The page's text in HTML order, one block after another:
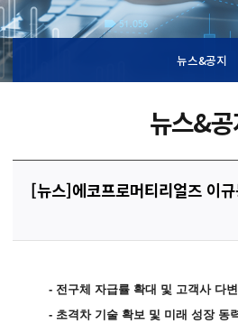
뉴스&공지
뉴스&
[뉴스]에코프로머티리얼즈 이
- 전구체 자급률 확대 및 고객사 다
- 초격차 기술 확보 및 미래 성장 동